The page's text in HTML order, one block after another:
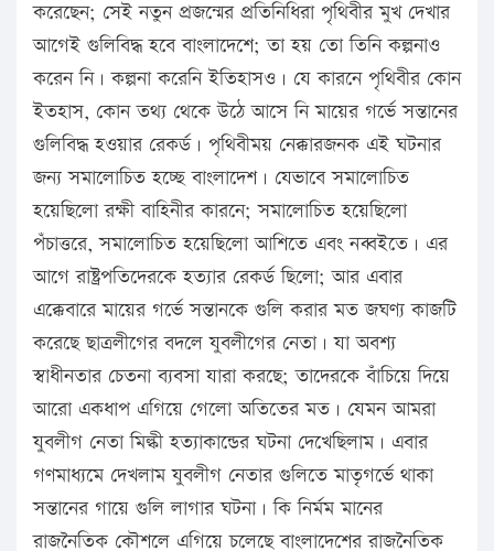
করেছেন; সেই নতুন প্রজন্মের প্রতিনিধিরা পৃথিবীর মুখ দেখার
আগেই গুলিবিদ্ধ হবে বাংলাদেশে; তা হয় তো তিনি কল্পনাও
করেন নি। কল্পনা করেনি ইতিহাসও। যে কারনে পৃথিবীর কোন
ইতহাস, কোন তথ্য থেকে উঠে আসে নি মায়ের গর্ভে সন্তানের
গুলিবিদ্ধ হওয়ার রেকর্ড। পৃথিবীময় নেক্কারজনক এই ঘটনার
জন্য সমালোচিত হচ্ছে বাংলাদেশ। যেভাবে সমালোচিত
হয়েছিলো রক্ষী বাহিনীর কারনে; সমালোচিত হয়েছিলো
পঁচাত্তরে, সমালোচিত হয়েছিলো আশিতে এবং নব্বইতে। এর
আগে রাষ্ট্রপতিদেরকে হত্যার রেকর্ড ছিলো; আর এবার
এক্কেবারে মায়ের গর্ভে সন্তানকে গুলি করার মত জঘণ্য কাজটি
করেছে ছাত্রলীগের বদলে যুবলীগের নেতা। যা অবশ্য
স্বাধীনতার চেতনা ব্যবসা যারা করছে; তাদেরকে বাঁচিয়ে দিয়ে
আরো একধাপ এগিয়ে গেলো অতিতের মত। যেমন আমরা
যুবলীগ নেতা মিল্কী হত্যাকান্ডের ঘটনা দেখেছিলাম। এবার
গণমাধ্যমে দেখলাম যুবলীগ নেতার গুলিতে মাতৃগর্ভে থাকা
সন্তানের গায়ে গুলি লাগার ঘটনা। কি নির্মম মানের
রাজনৈতিক কৌশলে এগিয়ে চলেছে বাংলাদেশের রাজনৈতিক